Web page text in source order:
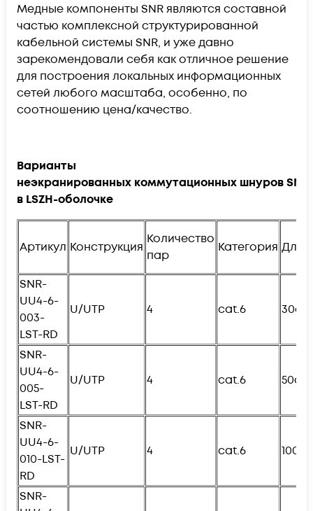
Медные компоненты SNR являются составной
частью комплексной структурированной
кабельной системы SNR, и уже давно
зарекомендовали себя как отличное решение
для построения локальных информационных
сетей любого масштаба, особенно, по
соотношению цена/качество.
Варианты
неэкранированных коммутационных шнуров SNR
в LSZH-оболочке
Артикул Конструкция
Количество
пар
Категория
SNR-
UU4-6-
003-
LST-RD
U/UTP 4 cat.6 30см
SNR-
UU4-6-
005-
LST-RD
U/UTP 4 cat.6 50см
SNR-
UU4-6-
010-LST-
RD
U/UTP 4 cat.6
SNR-